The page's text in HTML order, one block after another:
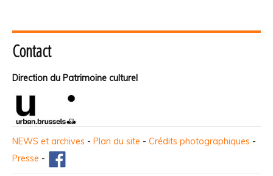
Contact
Direction du Patrimoine culturel
NEWS et archives - Plan du site - Crédits photographiques -
Presse -